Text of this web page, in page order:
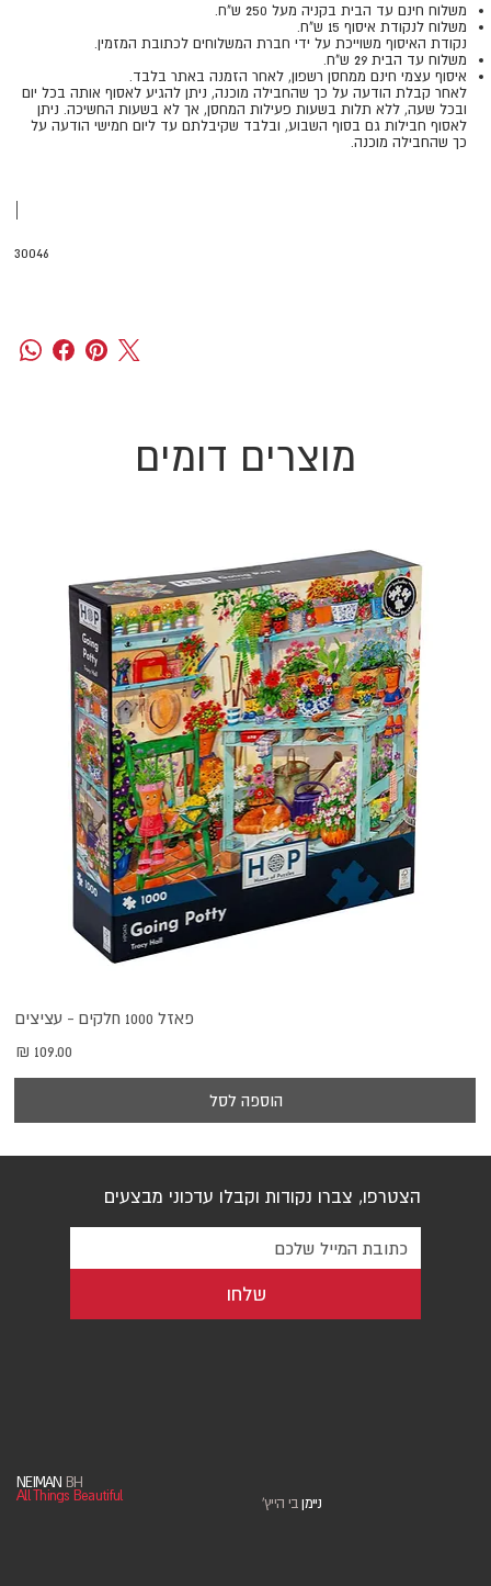
משלוח חינם עד הבית בקניה מעל 250 ש"ח.
משלוח לנקודת איסוף 15 ש"ח.
נקודת האיסוף משוייכת על ידי חברת המשלוחים לכתובת המזמין.
משלוח עד הבית 29 ש"ח.
איסוף עצמי חינם ממחסן רשפון, לאחר הזמנה באתר בלבד.
​​​​​​​לאחר קבלת הודעה על כך שהחבילה מוכנה, ניתן להגיע לאסוף אותה בכל יום
ובכל שעה, ללא תלות בשעות פעילות המחסן, אך לא בשעות החשיכה. ניתן
לאסוף חבילות גם בסוף השבוע, ובלבד שקיבלתם עד ליום חמישי הודעה על
כך שהחבילה מוכנה.
|
30046
מוצרים דומים
פאזל 1000 חלקים - עציצים
מחיר
הוספה לסל
הצטרפו, צברו נקודות וקבלו עדכוני מבצעים
שלחו
NEIMAN BH
All Things Beautiful
' ניימן בי הייץ